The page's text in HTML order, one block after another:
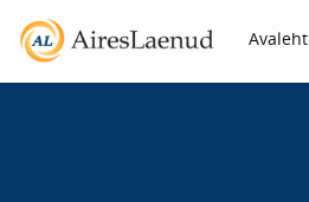
Avaleht